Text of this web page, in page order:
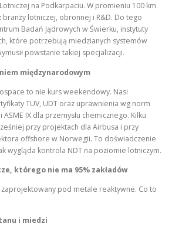
na Podkarpaciu. W promieniu 100 km
branży lotniczej, obronnej i R&D. Do tego
Badań Jądrowych w Świerku, instytuty
które potrzebują miedzianych systemów
powstanie takiej specjalizacji.
międzynarodowym
to nie kurs weekendowy. Nasi
TUV, UDT oraz uprawnienia wg norm
IX dla przemysłu chemicznego. Kilku
przy projektach dla Airbusa i przy
offshore w Norwegii. To doświadczenie
wygląda kontrola NDT na poziomie lotniczym.
którego nie ma 95% zakładów
zaprojektowany pod metale reaktywne. Co to
i miedzi